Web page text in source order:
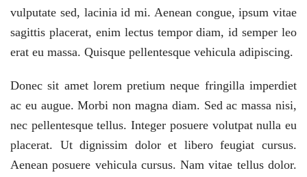
vulputate sed, lacinia id mi. Aenean congue, ipsum vitae
sagittis placerat, enim lectus tempor diam, id semper leo
erat eu massa. Quisque pellentesque vehicula adipiscing.
Donec sit amet lorem pretium neque fringilla imperdiet
ac eu augue. Morbi non magna diam. Sed ac massa nisi,
nec pellentesque tellus. Integer posuere volutpat nulla eu
placerat. Ut dignissim dolor et libero feugiat cursus.
Aenean posuere vehicula cursus. Nam vitae tellus dolor.